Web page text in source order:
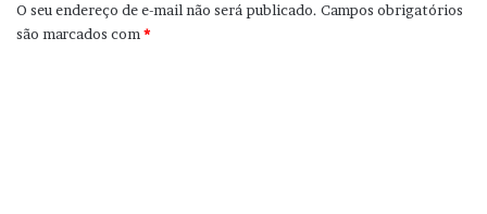
O seu endereço de e-mail não será publicado. Campos obrigatórios
são marcados com*